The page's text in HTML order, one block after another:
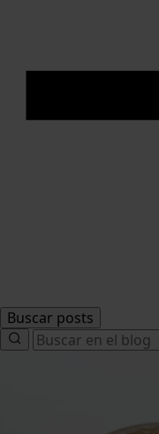
Buscar posts
Search
for: